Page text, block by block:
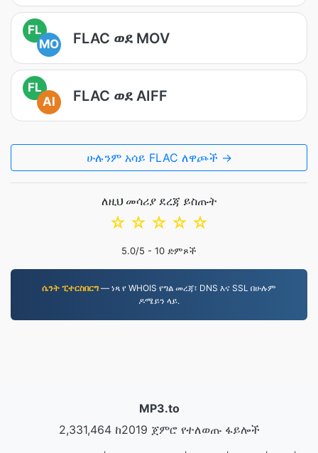
FL
MO
FLAC ወደ MOV
FL
AI
FLAC ወደ AIFF
ሁሉንም አሳይ FLAC ለዋጮች →
ለዚህ መሳሪያ ደረጃ ይስጡት
☆
☆
☆
☆
☆
5.0/5 - 10 ድምጾች
ሴንት ፒተርስበርግ — ነጻ የ WHOIS የግል መረጃ፣ DNS እና SSL በሁሉም
ዶሜይን ላይ.
MP3.to
2,331,464 ከ2019 ጀምሮ የተለወጡ ፋይሎች